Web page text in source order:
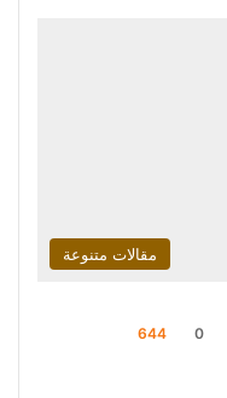
مقالات متنوعة
0
644